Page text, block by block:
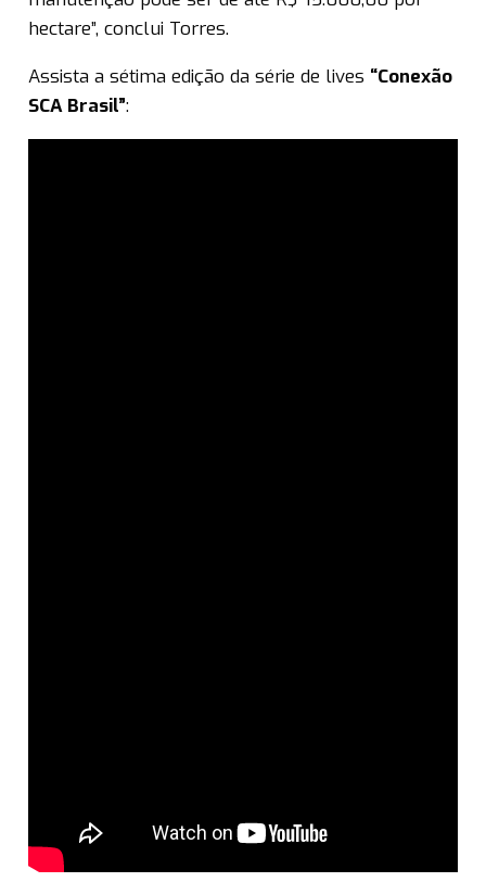
hectare”, conclui Torres.
Assista a sétima edição da série de lives “Conexão
SCA Brasil”: